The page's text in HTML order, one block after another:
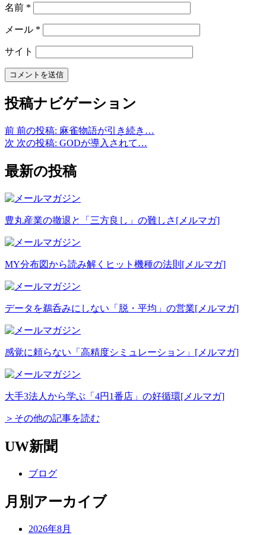
名前 *
メール *
サイト
投稿ナビゲーション
前 前の投稿: 麻雀物語が引き続き…
次 次の投稿: GODが導入されて…
最新の投稿
豊丸産業の撤退と「三方良し」の難しさ [メルマガ]
MY分布図から読み解くヒット機種の法則 [メルマガ]
データを鵜呑みにしない「脱・平均」の営業[メルマガ]
感覚に頼らない「高精度シミュレーション」 [メルマガ]
大手3法人から学ぶ「4円1番店」の好循環[メルマガ]
＞その他の記事を読む
UW新聞
ブログ
月別アーカイブ
2026年8月